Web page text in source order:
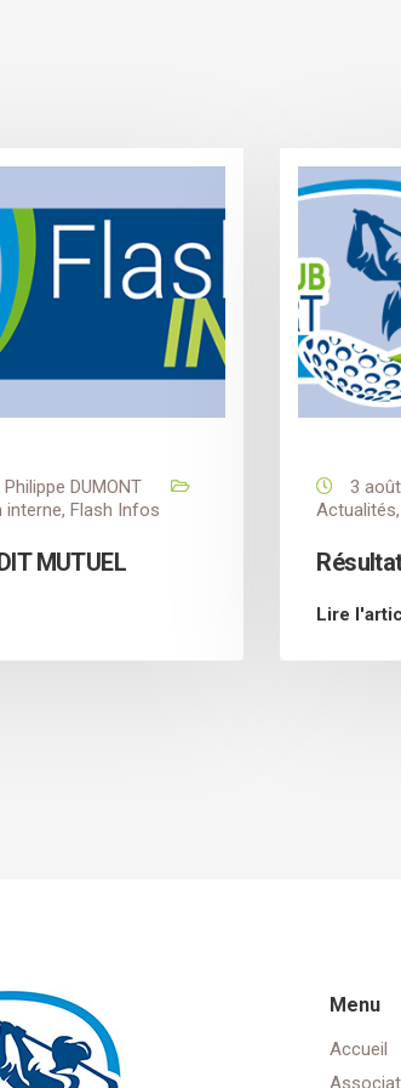
Philippe DUMONT
interne, Flash Infos
MUTUEL
3
Actualités
Lire
Menu
Accueil